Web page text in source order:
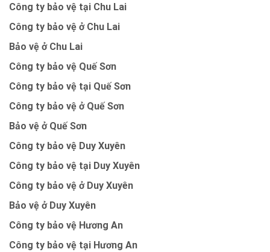
Công ty bảo vệ tại Chu Lai
Công ty bảo vệ ở Chu Lai
Bảo vệ ở Chu Lai
Công ty bảo vệ Quế Sơn
Công ty bảo vệ tại Quế Sơn
Công ty bảo vệ ở Quế Sơn
Bảo vệ ở Quế Sơn
Công ty bảo vệ Duy Xuyên
Công ty bảo vệ tại Duy Xuyên
Công ty bảo vệ ở Duy Xuyên
Bảo vệ ở Duy Xuyên
Công ty bảo vệ Hương An
Công ty bảo vệ tại Hương An